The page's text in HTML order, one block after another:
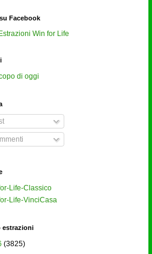
Facebook
Estrazioni Win for Life
di oggi
Life-Classico
Life-VinciCasa
estrazioni
(3825)